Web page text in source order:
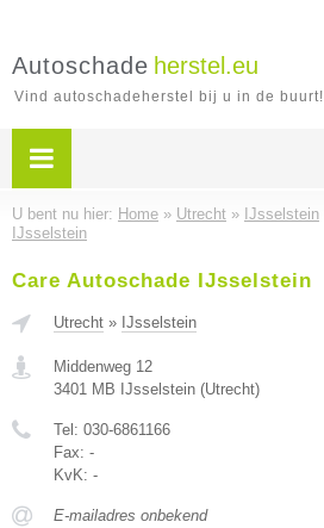
Autoschade herstel.eu
Vind autoschadeherstel bij u in de buurt!
U bent nu hier: Home » Utrecht » IJsselstein
IJsselstein
Care Autoschade IJsselstein
Utrecht » IJsselstein
Middenweg 12
3401 MB IJsselstein (Utrecht)
Tel: 030-6861166
Fax: -
KvK: -
E-mailadres onbekend